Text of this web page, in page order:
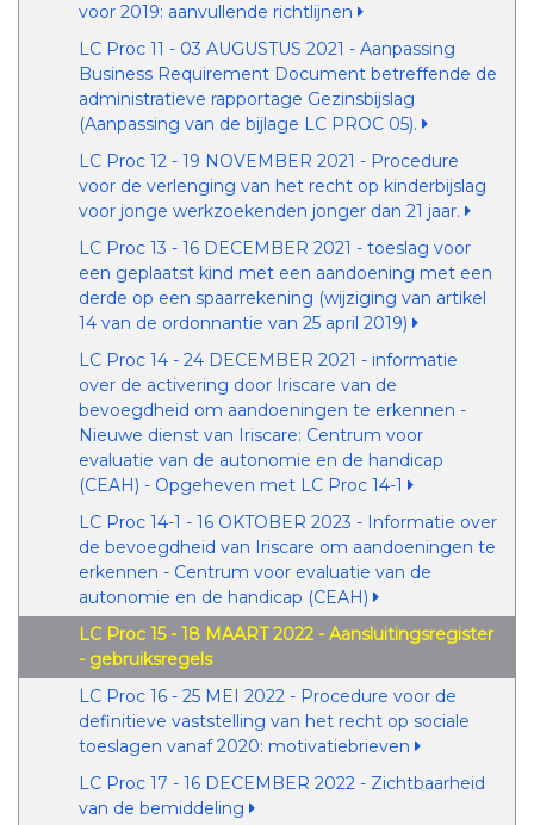
voor 2019: aanvullende richtlijnen
LC Proc 11 - 03 AUGUSTUS 2021 - Aanpassing
Business Requirement Document betreffende de
administratieve rapportage Gezinsbijslag
(Aanpassing van de bijlage LC PROC 05).
LC Proc 12 - 19 NOVEMBER 2021 - Procedure
voor de verlenging van het recht op kinderbijslag
voor jonge werkzoekenden jonger dan 21 jaar.
LC Proc 13 - 16 DECEMBER 2021 - toeslag voor
een geplaatst kind met een aandoening met een
derde op een spaarrekening (wijziging van artikel
14 van de ordonnantie van 25 april 2019)
LC Proc 14 - 24 DECEMBER 2021 - informatie
over de activering door Iriscare van de
bevoegdheid om aandoeningen te erkennen -
Nieuwe dienst van Iriscare: Centrum voor
evaluatie van de autonomie en de handicap
(CEAH) - Opgeheven met LC Proc 14-1
LC Proc 14-1 - 16 OKTOBER 2023 - Informatie over
de bevoegdheid van Iriscare om aandoeningen te
erkennen - Centrum voor evaluatie van de
autonomie en de handicap (CEAH)
LC Proc 15 - 18 MAART 2022 - Aansluitingsregister
- gebruiksregels
LC Proc 16 - 25 MEI 2022 - Procedure voor de
definitieve vaststelling van het recht op sociale
toeslagen vanaf 2020: motivatiebrieven
LC Proc 17 - 16 DECEMBER 2022 - Zichtbaarheid
van de bemiddeling